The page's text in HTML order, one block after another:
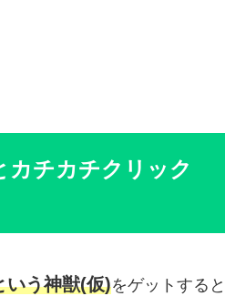
カチカチクリック
いう神獣(仮)をゲットすると